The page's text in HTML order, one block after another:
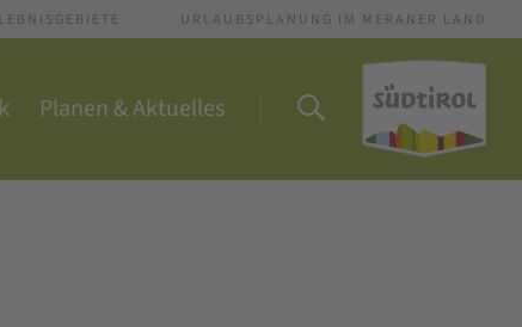
URLAUBSPLANUNG IM MERANER LAND
Planen & Aktuelles